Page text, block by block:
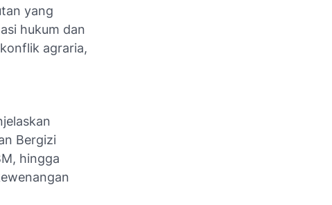
yang
hukum dan
agraria,
Bergizi
hingga